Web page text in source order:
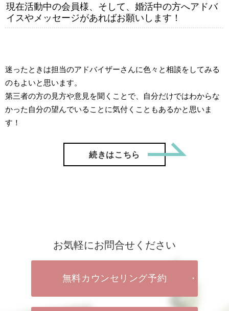
現在活動中の会員様、そして、婚活中の方へアドバ
イスやメッセージがあればお願いします！
迷ったときは担当のアドバイザーさんに色々と相談をしてみる
のもよいと思います。
第三者の方の見方や意見を聞くことで、自分だけではわからな
かった自分の望んでいることに気付くこともあるかと思いま
す！
続きはこちら
お気軽にお問合せください
無料カウンセリング予約